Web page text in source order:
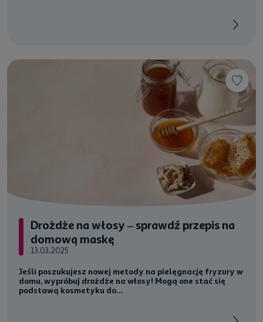
Drożdże na włosy – sprawdź przepis na
domową maskę
13.03.2025
Jeśli poszukujesz nowej metody na pielęgnację fryzury w
domu, wypróbuj drożdże na włosy! Mogą one stać się
podstawą kosmetyku do...